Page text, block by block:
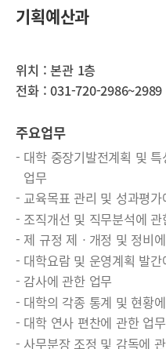
기획예산과
위치 : 본관 1층
전화 : 031-720-2986~2989
주요업무
대학 중장기발전계획 및
업무
교육목표 관리 및 성과평
조직개선 및 직무분석에 관
제 규정 제ㆍ개정 및 정비
대학요람 및 운영계획 발
감사에 관한 업무
대학의 각종 통계 및 현황
대학 연사 편찬에 관한 업무
사무분장 조정 및 감독에